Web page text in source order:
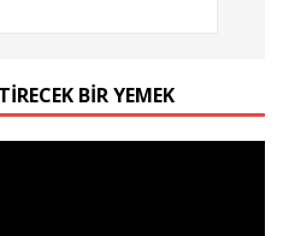
BIR YEMEK